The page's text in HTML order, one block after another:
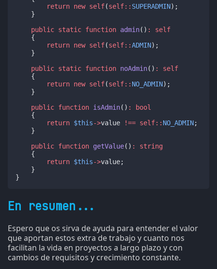
return new self(self:: SUPERADMIN);
    }
public static function admin() :
self
    {
return new self(self::ADMIN);
    }
public static function noAdmin() :
self
    {
return new self(self:: NO_ADMIN);
    }
public function isAdmin() :
bool
    {
return $this->value !== self:: NO_ADMIN;
    }
public function getValue() :
string
    {
return $this->value;
    }
}
En resumen...
Espero que os sirva de ayuda para entender el valor
que aportan estos extra de trabajo y cuanto nos
facilitan la vida en proyectos a largo plazo y con
cambios de requisitos y crecimiento constante.